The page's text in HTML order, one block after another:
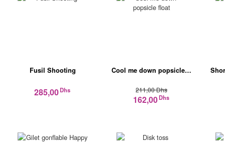
Fusil Shooting
285,00Dhs
Cool me down popsicle…
211,00 Dhs
162,00Dhs